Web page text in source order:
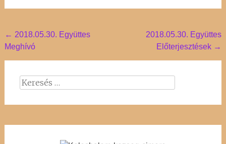
Post
navigation
← 2018.05.30. Együttes
Meghívó
2018.05.30. Együttes
Előterjesztések →
Keresés: